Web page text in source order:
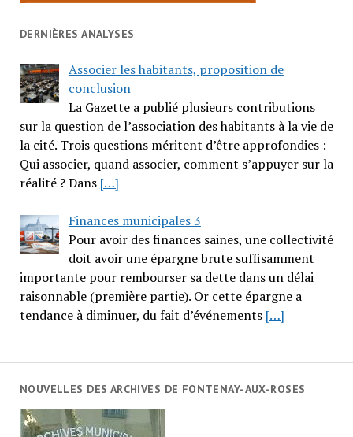
DERNIÈRES ANALYSES
Associer les habitants, proposition de
conclusion
La Gazette a publié plusieurs contributions
sur la question de l’association des habitants à la vie de
la cité. Trois questions méritent d’être approfondies :
Qui associer, quand associer, comment s’appuyer sur la
réalité ? Dans […]
Finances municipales 3
Pour avoir des finances saines, une collectivité
doit avoir une épargne brute suffisamment
importante pour rembourser sa dette dans un délai
raisonnable (première partie). Or cette épargne a
tendance à diminuer, du fait d’événements […]
NOUVELLES DES ARCHIVES DE FONTENAY-AUX-ROSES